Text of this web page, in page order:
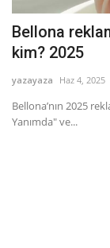
Kripto Para
Galeri
Dil
English
Bellona
kim? 2025
yazayaza Haz 4, 2025
Bellona’nın 2025
Yanımda" ve...